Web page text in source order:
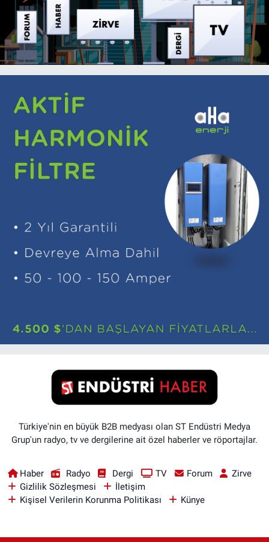
Türkiye'nin en büyük B2B medyası olan ST Endüstri Medya
Grup'un radyo, tv ve dergilerine ait özel haberler ve röportajlar.
Haber Radyo Dergi TV Forum
Zirve
Gizlilik Sözleşmesi
İletişim
Kişisel Verilerin Korunma Politikası
Künye